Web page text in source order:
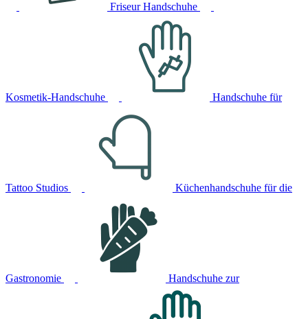
Friseur Handschuhe
Kosmetik-Handschuhe Handschuhe für
Tattoo Studios Küchenhandschuhe für die
Gastronomie Handschuhe zur